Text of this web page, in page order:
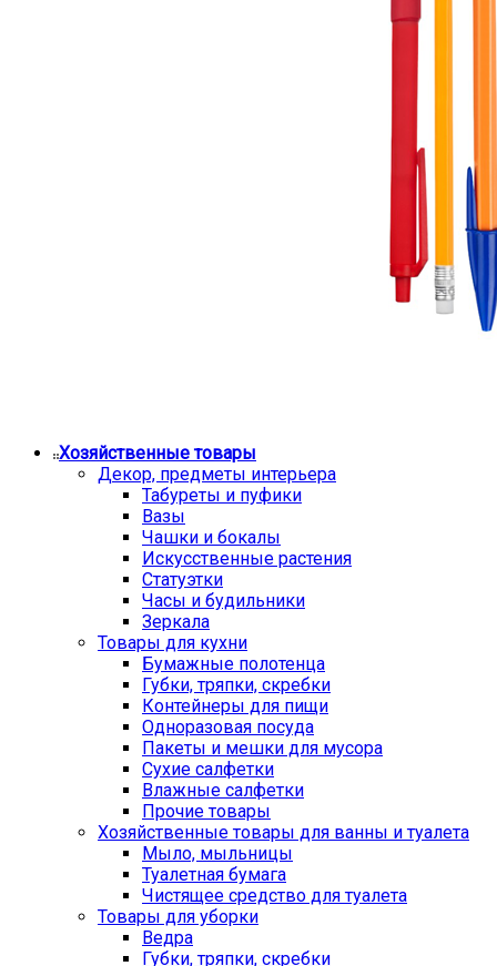
Хозяйственные товары
Декор, предметы интерьера
Табуреты и пуфики
Вазы
Чашки и бокалы
Искусственные растения
Статуэтки
Часы и будильники
Зеркала
Товары для кухни
Бумажные полотенца
Губки, тряпки, скребки
Контейнеры для пищи
Одноразовая посуда
Пакеты и мешки для мусора
Сухие салфетки
Влажные салфетки
Прочие товары
Хозяйственные товары для ванны и туалета
Мыло, мыльницы
Туалетная бумага
Чистящее средство для туалета
Товары для уборки
Ведра
Губки, тряпки, скребки